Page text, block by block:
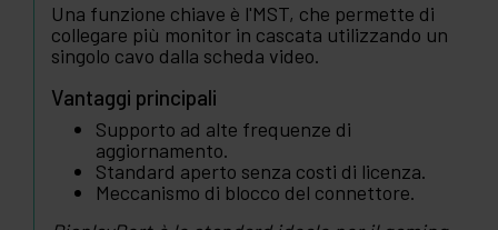
Una funzione chiave è l'MST, che permette di
collegare più monitor in cascata utilizzando un
singolo cavo dalla scheda video.
Vantaggi principali
Supporto ad alte frequenze di
aggiornamento.
Standard aperto senza costi di licenza.
Meccanismo di blocco del connettore.